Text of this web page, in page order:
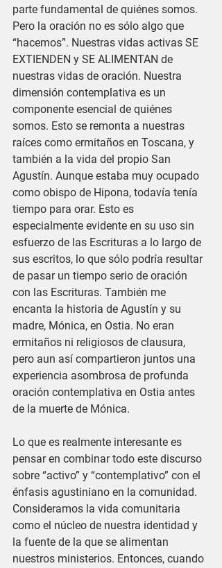
parte fundamental de quiénes somos.
Pero la oración no es sólo algo que
“hacemos”. Nuestras vidas activas SE
EXTIENDEN y SE ALIMENTAN de
nuestras vidas de oración. Nuestra
dimensión contemplativa es un
componente esencial de quiénes
somos. Esto se remonta a nuestras
raíces como ermitaños en Toscana, y
también a la vida del propio San
Agustín. Aunque estaba muy ocupado
como obispo de Hipona, todavía tenía
tiempo para orar. Esto es
especialmente evidente en su uso sin
esfuerzo de las Escrituras a lo largo de
sus escritos, lo que sólo podría resultar
de pasar un tiempo serio de oración
con las Escrituras. También me
encanta la historia de Agustín y su
madre, Mónica, en Ostia. No eran
ermitaños ni religiosos de clausura,
pero aun así compartieron juntos una
experiencia asombrosa de profunda
oración contemplativa en Ostia antes
de la muerte de Mónica.
Lo que es realmente interesante es
pensar en combinar todo este discurso
sobre “activo” y “contemplativo” con el
énfasis agustiniano en la comunidad.
Consideramos la vida comunitaria
como el núcleo de nuestra identidad y
la fuente de la que se alimentan
nuestros ministerios. Entonces, cuando